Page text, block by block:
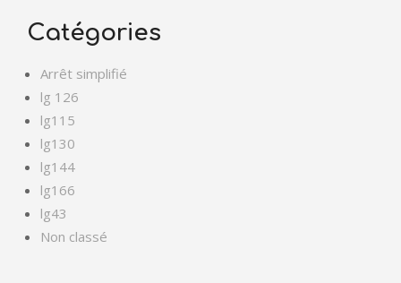
Catégories
Arrêt simplifié
lg 126
lg115
lg130
lg144
lg166
lg43
Non classé